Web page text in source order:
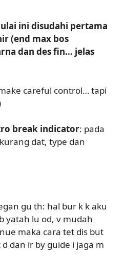
ini disudahi pertama
(end max bos
dan des fin… jelas
careful control… tapi
break indicator: pada
dat, type dan
gu th: hal bur k k aku
yatah lu od, v mudah
maka cara tet dis but
dan ir by guide i jaga m